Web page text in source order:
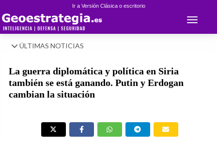
Ir a Versión Clásica o escritorio
Toggle
ÚLTIMAS NOTICIAS
La guerra diplomática y política en Siria
también se está ganando. Putin y Erdogan
cambian la situación